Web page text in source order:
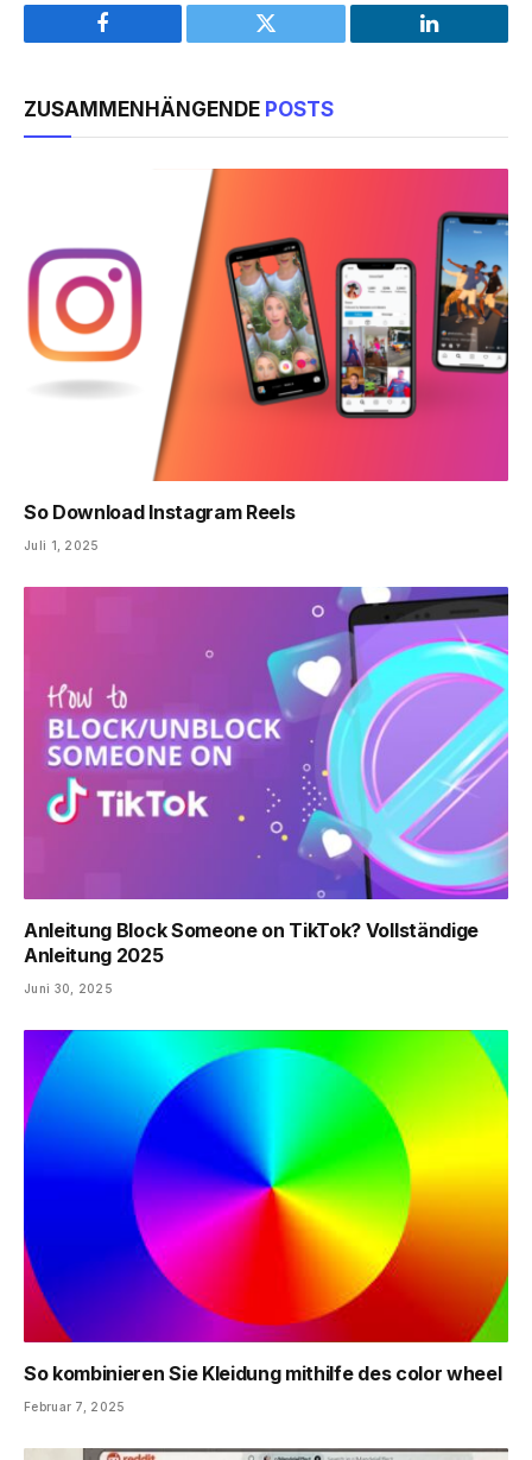
Facebook Twitter LinkedIn
ZUSAMMENHÄNGENDE POSTS
So Download Instagram Reels
Juli 1, 2025
Anleitung Block Someone on TikTok? Vollständige
Anleitung 2025
Juni 30, 2025
So kombinieren Sie Kleidung mithilfe des color wheel
Februar 7, 2025